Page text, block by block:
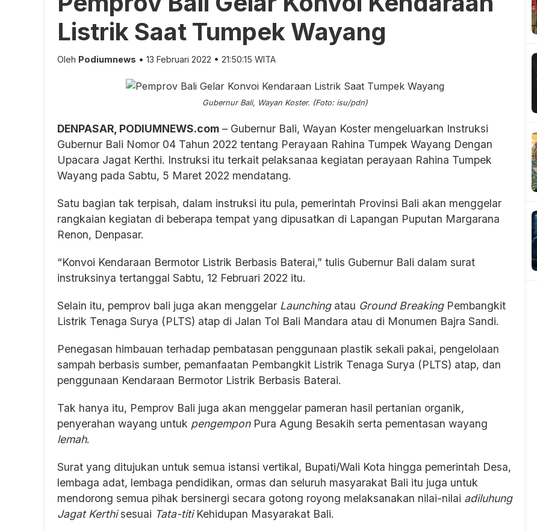
Listrik Saat Tumpek Wayang
Oleh Podiumnews • 13 Februari 2022 • 21:50:15 WITA
Gubernur Bali, Wayan Koster. (Foto: isu/pdn)
DENPASAR, PODIUMNEWS.com – Gubernur Bali, Wayan Koster mengeluarkan Instruksi
Gubernur Bali Nomor 04 Tahun 2022 tentang Perayaan Rahina Tumpek Wayang Dengan
Upacara Jagat Kerthi. Instruksi itu terkait pelaksanaa kegiatan perayaan Rahina Tumpek
Wayang pada Sabtu, 5 Maret 2022 mendatang.
Satu bagian tak terpisah, dalam instruksi itu pula, pemerintah Provinsi Bali akan menggelar
rangkaian kegiatan di beberapa tempat yang dipusatkan di Lapangan Puputan Margarana
Renon, Denpasar.
“Konvoi Kendaraan Bermotor Listrik Berbasis Baterai,” tulis Gubernur Bali dalam surat
instruksinya tertanggal Sabtu, 12 Februari 2022 itu.
Selain itu, pemprov bali juga akan menggelar Launchingatau Ground BreakingPembangkit
Listrik Tenaga Surya (PLTS) atap di Jalan Tol Bali Mandara atau di Monumen Bajra Sandi.
Penegasan himbauan terhadap pembatasan penggunaan plastik sekali pakai, pengelolaan
sampah berbasis sumber, pemanfaatan Pembangkit Listrik Tenaga Surya (PLTS) atap, dan
penggunaan Kendaraan Bermotor Listrik Berbasis Baterai.
Tak hanya itu, Pemprov Bali juga akan menggelar pameran hasil pertanian organik,
penyerahan wayang untuk pengemponPura Agung Besakih serta pementasan wayang
lemah.
Surat yang ditujukan untuk semua istansi vertikal, Bupati/Wali Kota hingga pemerintah Desa,
lembaga adat, lembaga pendidikan, ormas dan seluruh masyarakat Bali itu juga untuk
mendorong semua pihak bersinergi secara gotong royong melaksanakan nilai-nilai adiluhung
Jagat Kerthisesuai Tata-titiKehidupan Masyarakat Bali.